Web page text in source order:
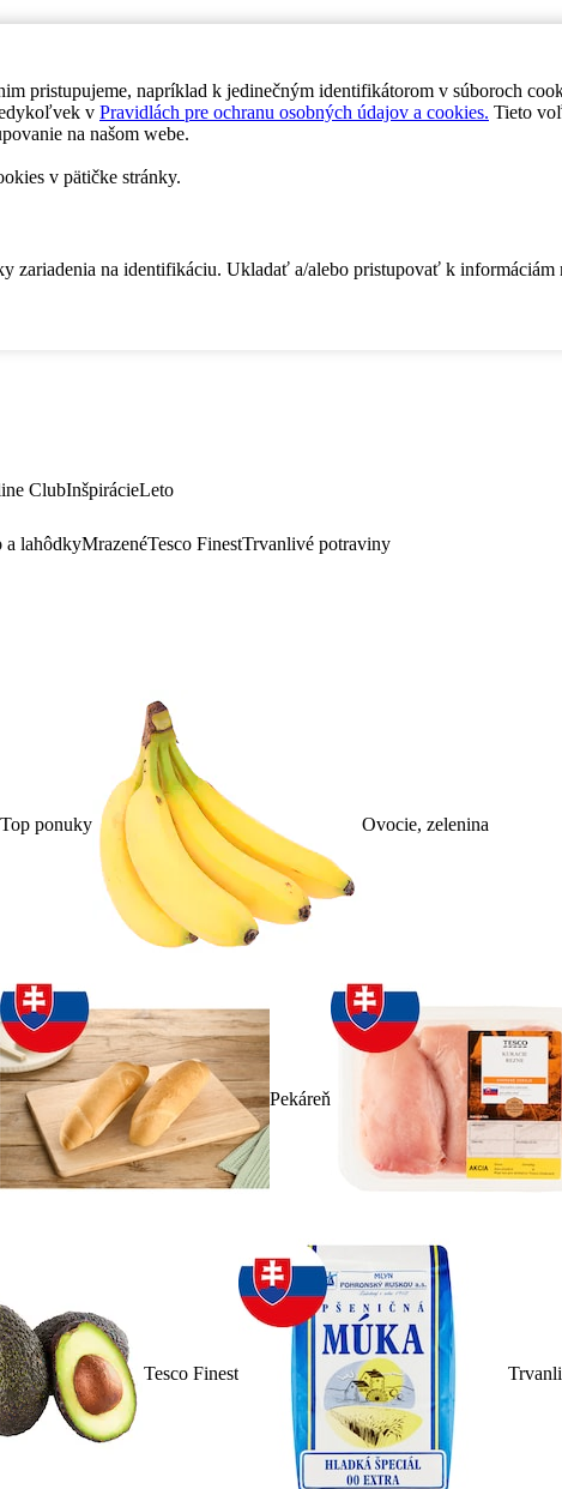
pristupujeme, napríklad k jedinečným identifikátorom v súboroch
v Pravidlách pre ochranu osobných údajov a cookies. Tieto
na našom webe.
v pätičke stránky.
na identifikáciu. Ukladať a/alebo pristupovať k informáciám
ClubInšpirácieLeto
a lahôdkyMrazenéTesco FinestTrvanlivé potraviny
Top ponuky Ovocie, zelenina
Pekáreň
Tesco Finest